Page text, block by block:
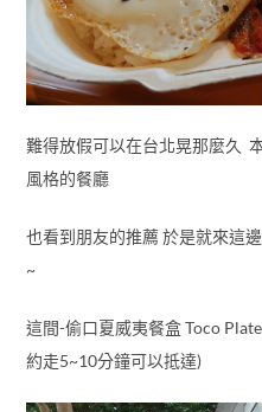
難得放假可以在台北晃那麼久
風格的餐廳
也看到朋友的推薦 於是就來這
~
這間-偷口夏威夷餐盒 Toco
約走5~10分鐘可以抵達)